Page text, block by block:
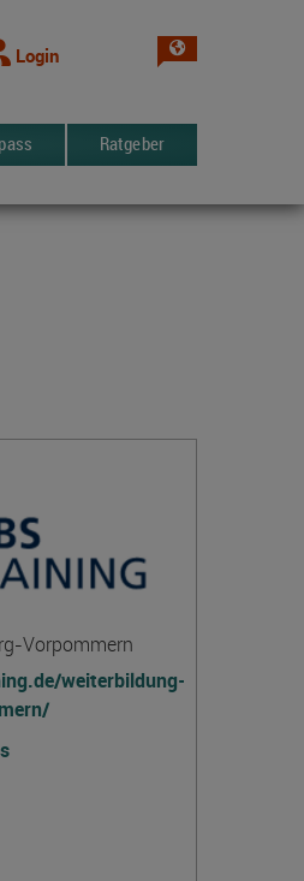
Login Sprache
Ratgeber
Vorpommern
weiterbildung-